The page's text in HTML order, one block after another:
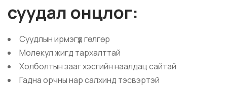
суудал онцлог:
Суудлын ирмэгүүд гөлгөр
Молекул жигд тархалттай
Холболтын зааг хэсгийн наалдац сайтай
Гадна орчны нар салхинд тэсвэртэй